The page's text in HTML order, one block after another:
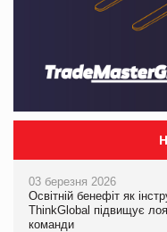
03 березня 2026
Освітній бенефіт як
ThinkGlobal підвищує
команди